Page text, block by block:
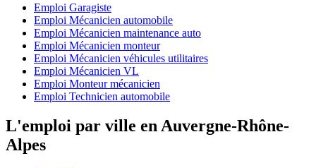
Emploi Garagiste
Emploi Mécanicien automobile
Emploi Mécanicien maintenance auto
Emploi Mécanicien monteur
Emploi Mécanicien véhicules utilitaires
Emploi Mécanicien VL
Emploi Monteur mécanicien
Emploi Technicien automobile
L'emploi par ville en Auvergne-Rhône-
Alpes